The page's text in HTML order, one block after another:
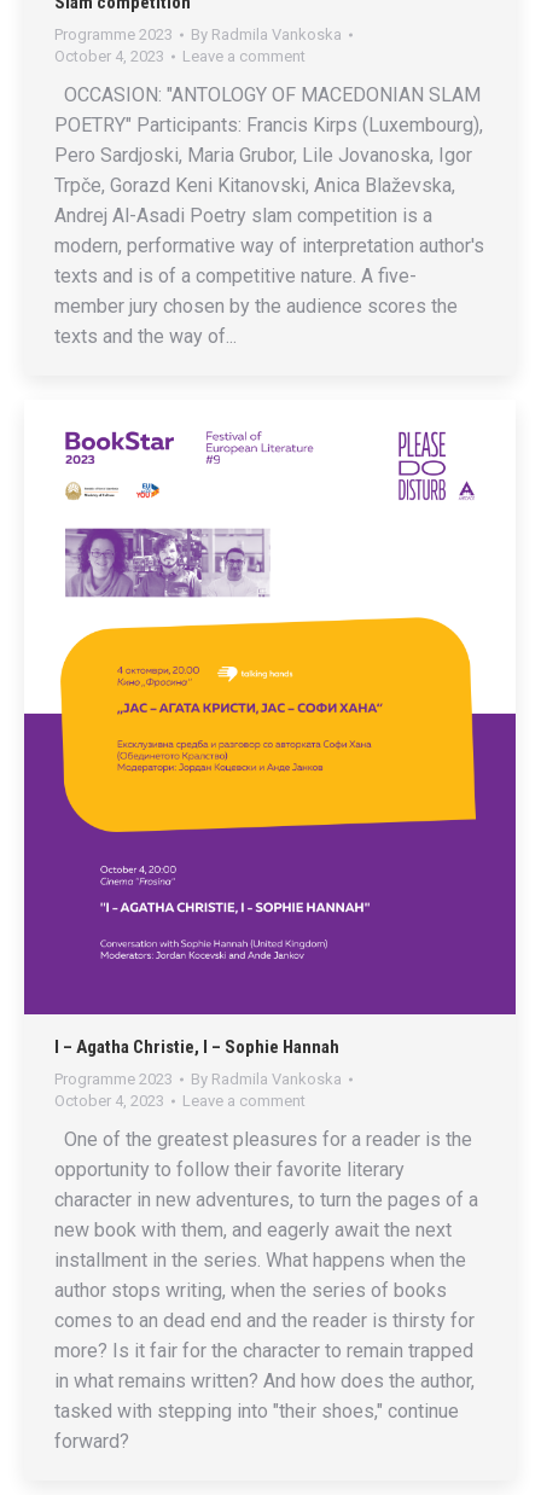
Programme 2023 By Radmila Vankoska
October 4, 2023
Leave a comment
OCCASION: "ANTOLOGY OF MACEDONIAN SLAM
POETRY" Participants: Francis Kirps (Luxembourg),
Pero Sardjoski, Maria Grubor, Lile Jovanoska, Igor
Trpče, Gorazd Keni Kitanovski, Anica Blaževska,
Andrej Al-Asadi Poetry slam competition is a
modern, performative way of interpretation author's
texts and is of a competitive nature. A five-
member jury chosen by the audience scores the
texts and the way of...
I – Agatha Christie, I – Sophie Hannah
Programme 2023 By Radmila Vankoska
October 4, 2023
Leave a comment
One of the greatest pleasures for a reader is the
opportunity to follow their favorite literary
character in new adventures, to turn the pages of a
new book with them, and eagerly await the next
installment in the series. What happens when the
author stops writing, when the series of books
comes to an dead end and the reader is thirsty for
more? Is it fair for the character to remain trapped
in what remains written? And how does the author,
tasked with stepping into "their shoes," continue
forward?